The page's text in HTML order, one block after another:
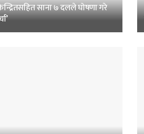
साना ७ दलले घोषणा गरे